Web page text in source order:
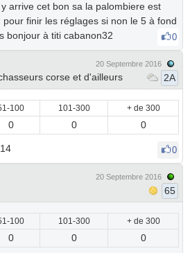
arrive cet bon sa la palombiere est
finir les réglages si non le 5 à fond
bonjour à titi cabanon32
0
corse et d'ailleurs
20 Septembre 2016
2A
100 101-300 + de 300
0 0 0
0
20 Septembre 2016
65
100 101-300 + de 300
0 0 0